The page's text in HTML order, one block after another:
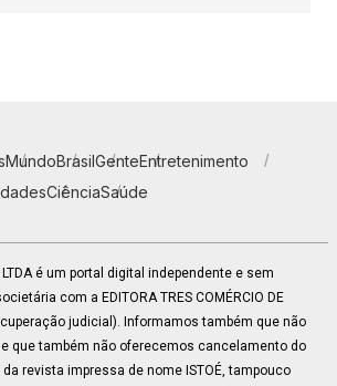
MundoBrasilGenteEntretenimento
CiênciaSaúde
LTDA é um portal digital independente e sem
com a EDITORA TRES COMÉRCIO DE
judicial). Informamos também que não
que também não oferecemos cancelamento do
revista impressa de nome ISTOÉ, tampouco